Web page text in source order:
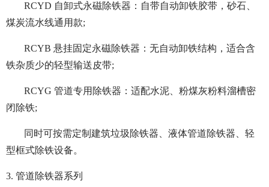
RCYD 自卸式永磁除铁器：自带自动卸铁胶带，砂石、
煤炭流水线通用款;
RCYB 悬挂固定永磁除铁器：无自动卸铁结构，适合含
铁杂质少的轻型输送皮带;
RCYG 管道专用除铁器：适配水泥、粉煤灰粉料溜槽密
闭除铁;
同时可按需定制建筑垃圾除铁器、液体管道除铁器、轻
型框式除铁设备。
3. 管道除铁器系列